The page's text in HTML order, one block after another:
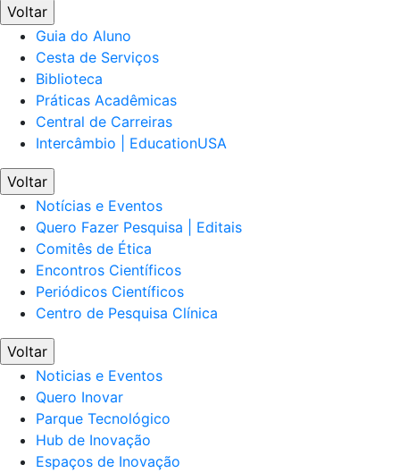
Voltar
Guia do Aluno
Cesta de Serviços
Biblioteca
Práticas Acadêmicas
Central de Carreiras
Intercâmbio | EducationUSA
Voltar
Notícias e Eventos
Quero Fazer Pesquisa | Editais
Comitês de Ética
Encontros Científicos
Periódicos Científicos
Centro de Pesquisa Clínica
Voltar
Noticias e Eventos
Quero Inovar
Parque Tecnológico
Hub de Inovação
Espaços de Inovação